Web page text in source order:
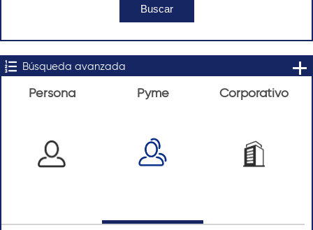
Búsqueda avanzada
Persona Pyme Corporativo